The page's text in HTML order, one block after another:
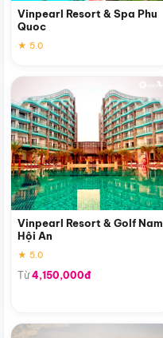
Vinpearl Resort & Spa Phu
Quoc
★ 5.0
Vinpearl Resort & Golf Nam
Hội An
★ 5.0
Từ4,150,000đ